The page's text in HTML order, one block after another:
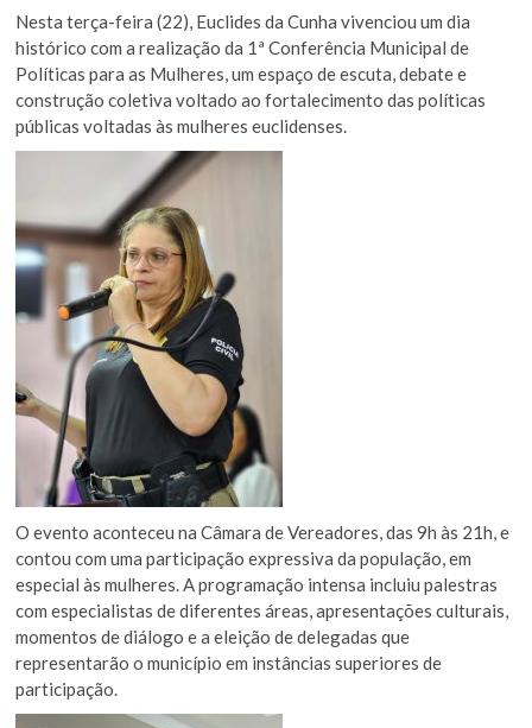
Nesta terça-feira (22), Euclides da Cunha vivenciou um dia
histórico com a realização da 1ª Conferência Municipal de
Políticas para as Mulheres, um espaço de escuta, debate e
construção coletiva voltado ao fortalecimento das políticas
públicas voltadas às mulheres euclidenses.
O evento aconteceu na Câmara de Vereadores, das 9h às 21h, e
contou com uma participação expressiva da população, em
especial às mulheres. A programação intensa incluiu palestras
com especialistas de diferentes áreas, apresentações culturais,
momentos de diálogo e a eleição de delegadas que
representarão o município em instâncias superiores de
participação.